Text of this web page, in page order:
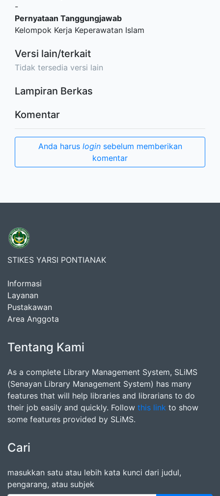
-
Pernyataan Tanggungjawab
Kelompok Kerja Keperawatan Islam
Versi lain/terkait
Tidak tersedia versi lain
Lampiran Berkas
Komentar
Anda harus loginsebelum memberikan
komentar
STIKES YARSI PONTIANAK
Informasi
Layanan
Pustakawan
Area Anggota
Tentang Kami
As a complete Library Management System, SLiMS
(Senayan Library Management System) has many
features that will help libraries and librarians to do
their job easily and quickly. Follow this link to show
some features provided by SLiMS.
Cari
masukkan satu atau lebih kata kunci dari judul,
pengarang, atau subjek